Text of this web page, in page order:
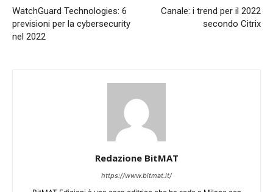
WatchGuard Technologies: 6
previsioni per la cybersecurity
nel 2022
Canale: i trend per il 2022
secondo Citrix
Redazione BitMAT
https://www.bitmat.it/